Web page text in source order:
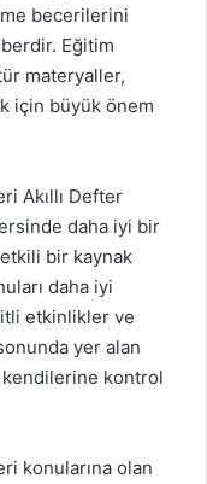
becerilerini
Eğitim
materyaller,
için büyük önem
Akıllı Defter
daha iyi bir
etkili bir kaynak
daha iyi
etkinlikler ve
yer alan
kontrol
konularına olan